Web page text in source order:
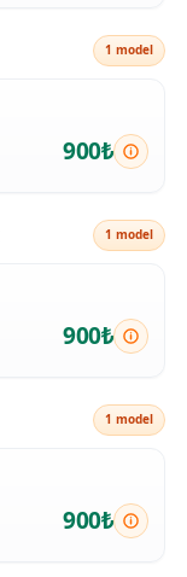
1 model
900₺
1 model
900₺
1 model
900₺